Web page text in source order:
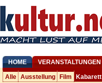
HOME VERANSTALTUNGEN
Alle Ausstellung Film Kabarett